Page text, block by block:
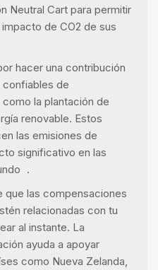
Neutral Cart para permitir
de CO2 de sus
hacer una contribución
de
la plantación de
renovable. Estos
las emisiones de
significativo en las
.
que las compensaciones
relacionadas con tu
al instante. La
ayuda a apoyar
como Nueva Zelanda,